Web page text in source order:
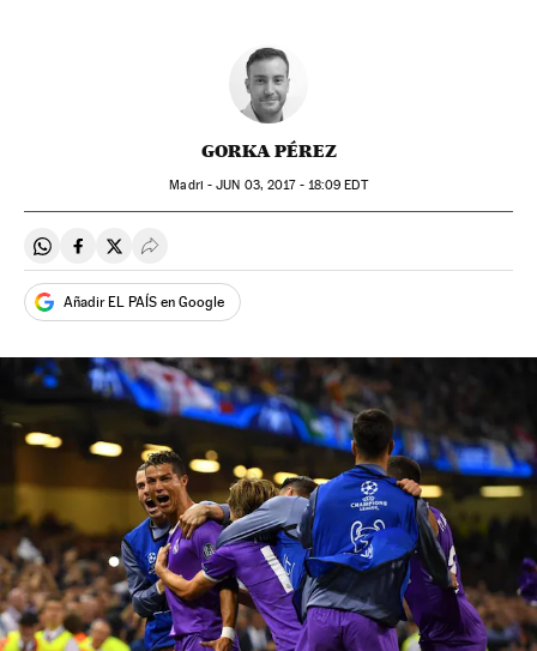
GORKA PÉREZ
Madri -JUN 03, 2017 - 18:09 EDT
Compartir en Whatsapp
Compartir en Facebook
Compartir en Twitter
Desplegar Redes Sociales
Añadir EL PAÍS en Google